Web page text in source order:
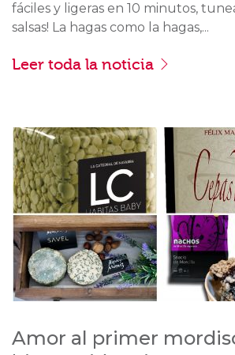
fáciles y ligeras en 10 minutos,
salsas! La hagas como la hagas,...
Leer toda la noticia
Amor al primer